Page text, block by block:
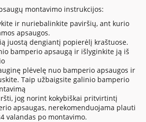
montavimo instrukcijos:
ir nuriebalinkite paviršių, ant kurio
apsaugos.
juostą dengiantį popierėlį kraštuose.
bamperio apsaugą ir išlyginkite ją iš
plėvelę nuo bamperio apsaugos ir
Taip užbaigsite galinio bamperio
jog norint kokybiškai pritvirtintį
apsaugas, nerekomenduojama plauti
valandas po montavimo.